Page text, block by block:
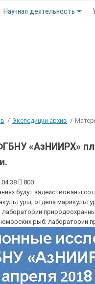
Научная деятельность
Экспедиции архив
«АзНИИРХ»
04:38
800
будут задействованы
отдела
рыб; лаборатории